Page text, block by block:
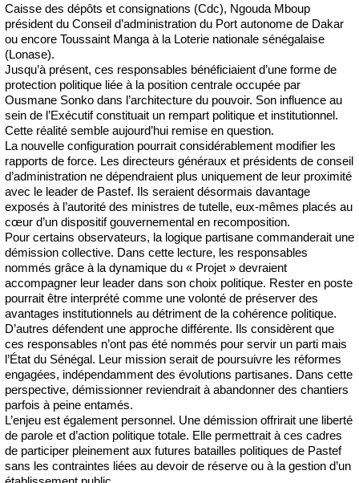
Caisse des dépôts et consignations (Cdc), Ngouda Mboup
président du Conseil d’administration du Port autonome de Dakar
ou encore Toussaint Manga à la Loterie nationale sénégalaise
(Lonase).
Jusqu’à présent, ces responsables bénéficiaient d’une forme de
protection politique liée à la position centrale occupée par
Ousmane Sonko dans l’architecture du pouvoir. Son influence au
sein de l’Exécutif constituait un rempart politique et institutionnel.
Cette réalité semble aujourd’hui remise en question.
La nouvelle configuration pourrait considérablement modifier les
rapports de force. Les directeurs généraux et présidents de conseil
d’administration ne dépendraient plus uniquement de leur proximité
avec le leader de Pastef. Ils seraient désormais davantage
exposés à l’autorité des ministres de tutelle, eux-mêmes placés au
cœur d’un dispositif gouvernemental en recomposition.
Pour certains observateurs, la logique partisane commanderait une
démission collective. Dans cette lecture, les responsables
nommés grâce à la dynamique du « Projet » devraient
accompagner leur leader dans son choix politique. Rester en poste
pourrait être interprété comme une volonté de préserver des
avantages institutionnels au détriment de la cohérence politique.
D’autres défendent une approche différente. Ils considèrent que
ces responsables n’ont pas été nommés pour servir un parti mais
l’État du Sénégal. Leur mission serait de poursuivre les réformes
engagées, indépendamment des évolutions partisanes. Dans cette
perspective, démissionner reviendrait à abandonner des chantiers
parfois à peine entamés.
L’enjeu est également personnel. Une démission offrirait une liberté
de parole et d’action politique totale. Elle permettrait à ces cadres
de participer pleinement aux futures batailles politiques de Pastef
sans les contraintes liées au devoir de réserve ou à la gestion d’un